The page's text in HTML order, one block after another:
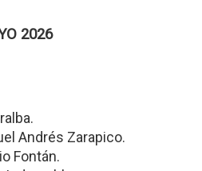
2026
Andrés Zarapico.
Fontán.